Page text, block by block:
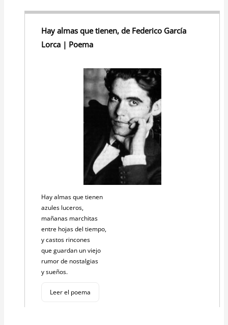
Hay almas que tienen, de Federico García
Lorca | Poema
Hay almas que tienen
azules luceros,
mañanas marchitas
entre hojas del tiempo,
y castos rincones
que guardan un viejo
rumor de nostalgias
y sueños.
Leer el poema